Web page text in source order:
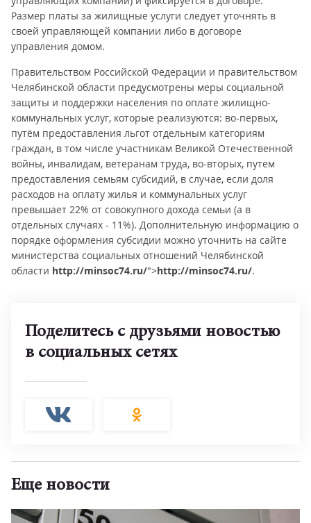
Размер платы за жилищные услуги следует уточнять в
своей управляющей компании либо в договоре
управления домом.
Правительством Российской Федерации и правительством
Челябинской области предусмотрены меры социальной
защиты и поддержки населения по оплате жилищно-
коммунальных услуг, которые реализуются: во-первых,
путём предоставления льгот отдельным категориям
граждан, в том числе участникам Великой Отечественной
войны, инвалидам, ветеранам труда, во-вторых, путем
предоставления семьям субсидий, в случае, если доля
расходов на оплату жилья и коммунальных услуг
превышает 22% от совокупного дохода семьи (а в
отдельных случаях - 11%). Дополнительную информацию о
порядке оформления субсидии можно уточнить на сайте
министерства социальных отношений Челябинской
области http://minsoc74.ru/">http://minsoc74.ru/.
Поделитесь с друзьями новостью
в социальных сетях
Еще новости